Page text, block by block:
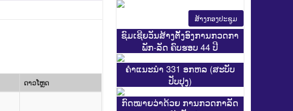
ດາວ​ໂຫຼດ
ສ້າງກອງປະຊູມ
ຊົມເຊີຍວັນສ້າງຕັ້ງອົງການກວດກາ
ພັກ-ລັດ ຄົບຮອບ 44 ປີ
ຄຳແນະນຳ 331 ອກຫລ (ສະບັບ
ປັບປຸງ)
ກົດໝາຍວ່າດ້ວຍ ການກວດກາລັດ